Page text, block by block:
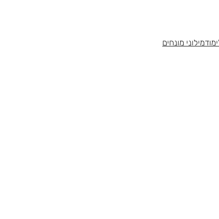
מילוני מונחים